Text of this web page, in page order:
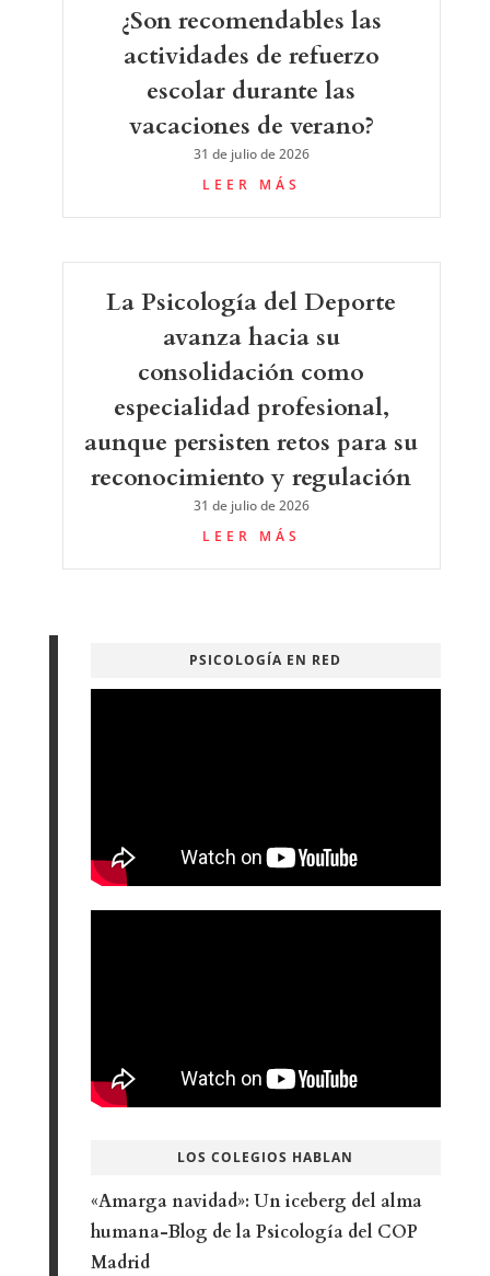
¿Son recomendables las
actividades de refuerzo
escolar durante las
vacaciones de verano?
31 de julio de 2026
LEER MÁS
La Psicología del Deporte
avanza hacia su
consolidación como
especialidad profesional,
aunque persisten retos para su
reconocimiento y regulación
31 de julio de 2026
LEER MÁS
PSICOLOGÍA EN RED
LOS COLEGIOS HABLAN
«Amarga navidad»: Un iceberg del alma
humana-Blog de la Psicología del COP
Madrid